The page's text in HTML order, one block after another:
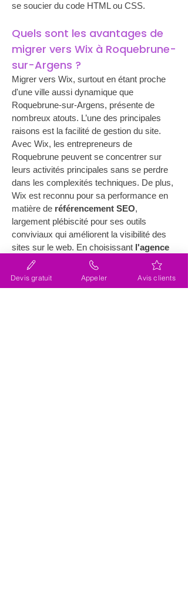
se soucier du code HTML ou CSS.
Quels sont les avantages de
migrer vers Wix à Roquebrune-
sur-Argens ?
Migrer vers Wix, surtout en étant proche
d'une ville aussi dynamique que
Roquebrune-sur-Argens, présente de
nombreux atouts. L’une des principales
raisons est la facilité de gestion du site.
Avec Wix, les entrepreneurs de
Roquebrune peuvent se concentrer sur
leurs activités principales sans se perdre
dans les complexités techniques. De plus,
Wix est reconnu pour sa performance en
matière de référencement SEO,
largement plébiscité pour ses outils
conviviaux qui améliorent la visibilité des
sites sur le web. En choisissant l'agence
Lacky , vous tirez profit de l'expérience de
professionnels certifiés au niveau
"Légende", garantissant une optimisation
Devis gratuit Appeler Avis clients